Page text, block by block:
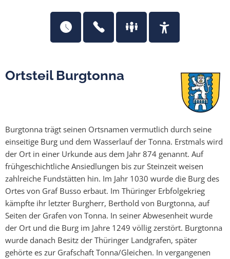
Ortsteil Burgtonna
Burgtonna trägt seinen Ortsnamen vermutlich durch seine
einseitige Burg und dem Wasserlauf der Tonna. Erstmals wird
der Ort in einer Urkunde aus dem Jahr 874 genannt. Auf
frühgeschichtliche Ansiedlungen bis zur Steinzeit weisen
zahlreiche Fundstätten hin. Im Jahr 1030 wurde die Burg des
Ortes von Graf Busso erbaut. Im Thüringer Erbfolgekrieg
kämpfte ihr letzter Burgherr, Berthold von Burgtonna, auf
Seiten der Grafen von Tonna. In seiner Abwesenheit wurde
der Ort und die Burg im Jahre 1249 völlig zerstört. Burgtonna
wurde danach Besitz der Thüringer Landgrafen, später
gehörte es zur Grafschaft Tonna/Gleichen. In vergangenen